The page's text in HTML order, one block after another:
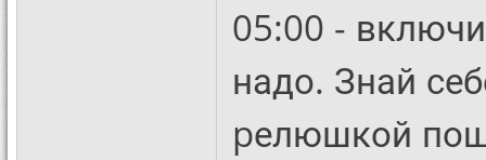
05:00 -
надо. Знай
pелюшкой